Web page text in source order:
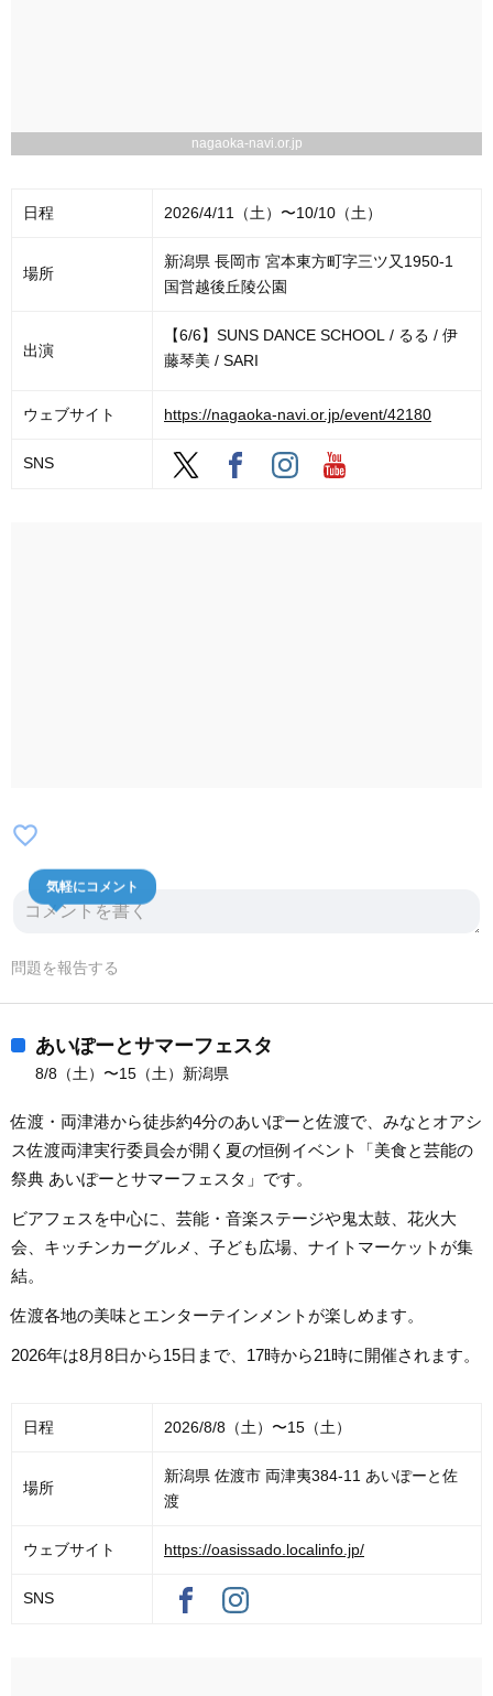
nagaoka-navi.or.jp
日程 2026/4/11（土）〜10/10（土）
場所
新潟県 長岡市 宮本東方町字三ツ又1950-1
国営越後丘陵公園
出演
【6/6】SUNS DANCE SCHOOL / るる / 伊
藤琴美 / SARI
ウェブサイト https://nagaoka-navi.or.jp/event/42180
SNS
favorite_border
気軽にコメント
問題を報告する
あいぽーとサマーフェスタ
8/8（土）〜15（土）新潟県
佐渡・両津港から徒歩約4分のあいぽーと佐渡で、みなとオアシ
ス佐渡両津実行委員会が開く夏の恒例イベント「美食と芸能の
祭典 あいぽーとサマーフェスタ」です。
ビアフェスを中心に、芸能・音楽ステージや鬼太鼓、花火大
会、キッチンカーグルメ、子ども広場、ナイトマーケットが集
結。
佐渡各地の美味とエンターテインメントが楽しめます。
2026年は8月8日から15日まで、17時から21時に開催されます。
日程 2026/8/8（土）〜15（土）
場所
新潟県 佐渡市 両津夷384-11 あいぽーと佐
渡
ウェブサイト https://oasissado.localinfo.jp/
SNS